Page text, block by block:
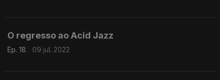
O regresso ao Acid Jazz
Ep. 18 09 jul. 2022